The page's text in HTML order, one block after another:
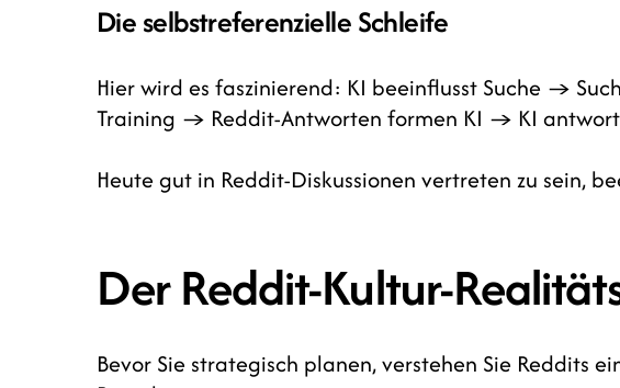
Die selbstreferenzielle Schleife
Hier wird es faszinierend: KI beeinflusst Suche →
Training → Reddit-Antworten formen KI → KI
Heute gut in Reddit-Diskussionen vertreten zu sein,
Der Reddit-Kultur-
Bevor Sie strategisch planen, verstehen Sie Reddits